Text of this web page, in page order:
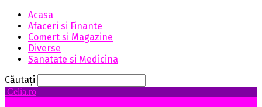
Acasa
Afaceri si Finante
Comert si Magazine
Diverse
Sanatate si Medicina
Căutați
Celia.ro